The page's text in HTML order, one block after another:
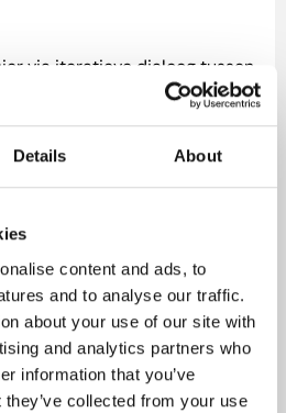
Details About
content and ads, to
and to analyse our traffic.
about your use of our site with
and analytics partners who
information that you’ve
collected from your use
via iteratieve dialoog tussen
toolgebruik, maar een open,
beïnvloeden.
elke modaliteit andere vragen
governance en
.
een technologisch
vraagstuk van human capital,